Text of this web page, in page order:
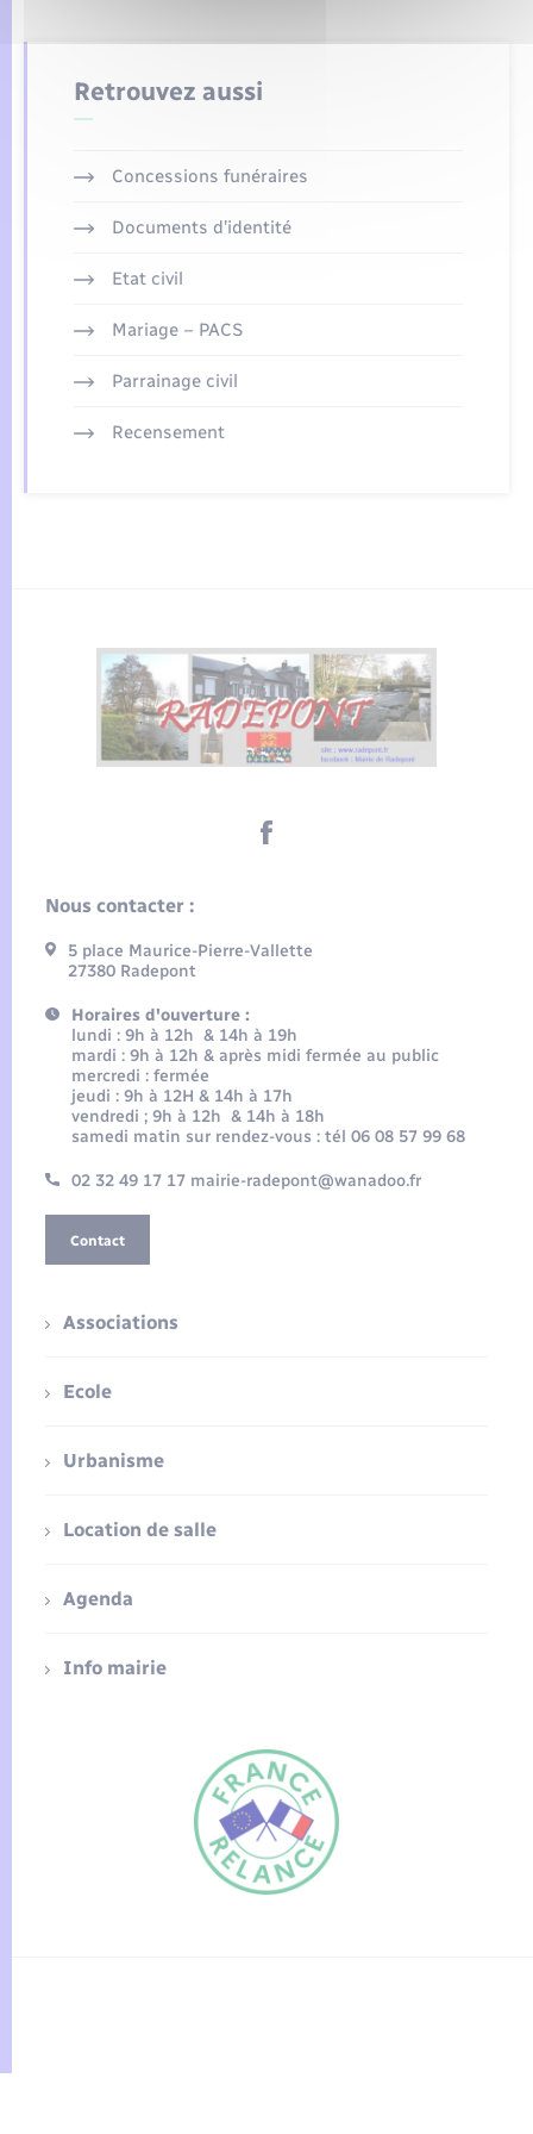
FR
Retrouvez aussi
Concessions funéraires
Documents d’identité
Etat civil
Mariage – PACS
Parrainage civil
Recensement
Nous contacter :
5 place Maurice-Pierre-Vallette
27380 Radepont
Horaires d'ouverture :
lundi : 9h à 12h & 14h à 19h
mardi : 9h à 12h & après midi fermée au public
mercredi : fermée
jeudi : 9h à 12H & 14h à 17h
vendredi ; 9h à 12h & 14h à 18h
samedi matin sur rendez-vous : tél 06 08 57 99 68
02 32 49 17 17 mairie-radepont@wanadoo.fr
Contact
Associations
Ecole
Urbanisme
Location de salle
Agenda
Info mairie